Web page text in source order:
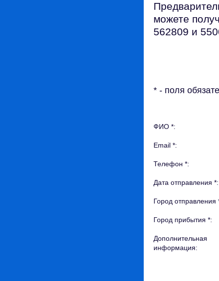
можете
562809 и
* - поля
ФИО *:
Email *:
Телефон *:
Дата отправления *:
Город отправления
Город прибытия *:
Дополнительная
информация: